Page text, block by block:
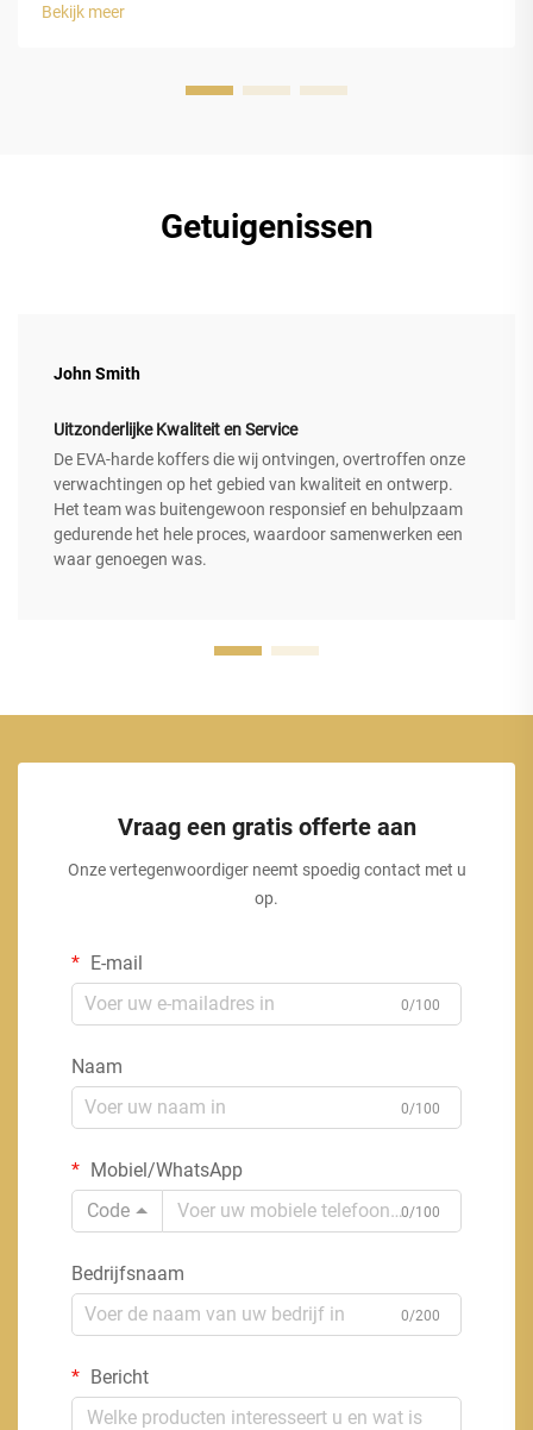
werken zeer goed bij het absorberen van schokken vanwege
Bekijk meer
Getuigenissen
John Smith
Uitzonderlijke Kwaliteit en Service
De EVA-harde koffers die wij ontvingen, overtroffen onze
verwachtingen op het gebied van kwaliteit en ontwerp.
Het team was buitengewoon responsief en behulpzaam
gedurende het hele proces, waardoor samenwerken een
waar genoegen was.
Vraag een gratis offerte aan
Onze vertegenwoordiger neemt spoedig contact met u
op.
E-mail
0/100
Naam
0/100
Mobiel/WhatsApp
Code
0/100
Bedrijfsnaam
0/200
Bericht